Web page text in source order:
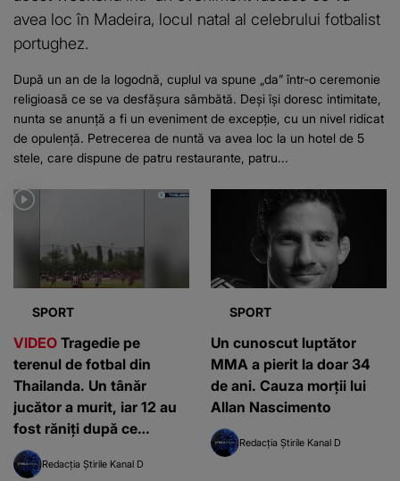
avea loc în Madeira, locul natal al celebrului fotbalist
portughez.
După un an de la logodnă, cuplul va spune „da” într-o ceremonie
religioasă ce se va desfășura sâmbătă. Deși își doresc intimitate,
nunta se anunță a fi un eveniment de excepție, cu un nivel ridicat
de opulență. Petrecerea de nuntă va avea loc la un hotel de 5
stele, care dispune de patru restaurante, patru...
SPORT
VIDEO Tragedie pe
terenul de fotbal din
Thailanda. Un tânăr
jucător a murit, iar 12 au
fost răniți după ce
fulgerele au lovit în timpul
meciuluiRedacția Știrile Kanal D
SPORT
Un cunoscut luptător
MMA a pierit la doar 34
de ani. Cauza morții lui
Allan Nascimento
Redacția Știrile Kanal D